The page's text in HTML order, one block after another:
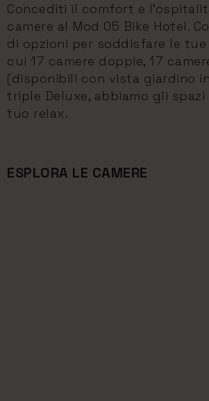
Concediti il comfort e
camere al Mod 05 Bike Hotel.
di opzioni per soddisfare le tue
cui 17 camere doppie, 17
(disponibili con vista giardino
triple Deluxe, abbiamo gli
tuo relax.
ESPLORA LE CAMERE